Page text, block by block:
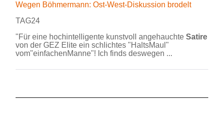
Wegen Böhmermann: Ost-West-Diskussion brodelt
TAG24
"Für eine hochintelligente kunstvoll angehauchte Satire
von der GEZ Elite ein schlichtes "HaltsMaul"
vom"einfachenManne"! Ich finds deswegen ...